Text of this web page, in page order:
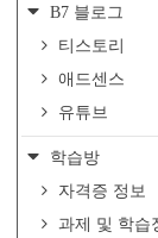
B7 블로그
티스토리
애드센스
유튜브
학습방
자격증 정보
과제 및 학습